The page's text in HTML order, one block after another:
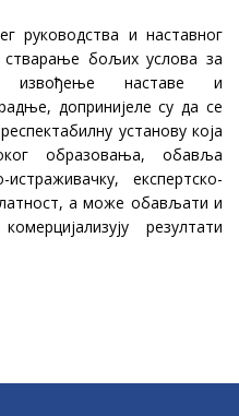
руководства и наставног
бољих услова за
извођење наставе и
допринијеле су да се
установу која
образовања, обавља
експертско-
а може обављати и
резултати